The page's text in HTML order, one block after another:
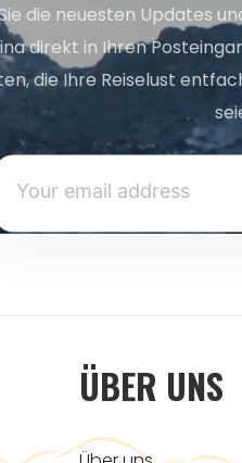
die neuesten Updates
direkt in Ihren
die Ihre Reiselust
ÜBER UNS